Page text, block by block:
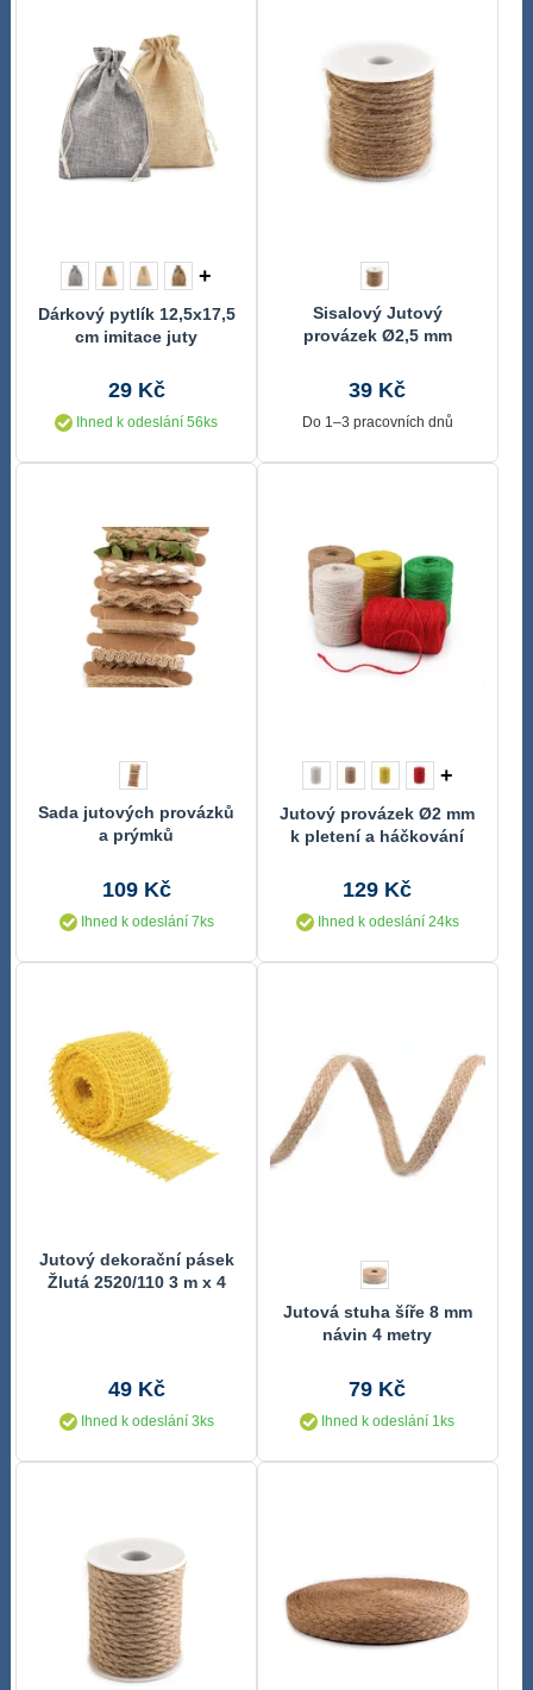
+
Dárkový pytlík 12,5x17,5
cm imitace juty
29 Kč
Ihned k odeslání 56ks
Sisalový Jutový
provázek Ø2,5 mm
39 Kč
Do 1–3 pracovních dnů
Sada jutových provázků
a prýmků
109 Kč
Ihned k odeslání 7ks
+
Jutový provázek Ø2 mm
k pletení a háčkování
129 Kč
Ihned k odeslání 24ks
Jutový dekorační pásek
Žlutá 2520/110 3 m x 4
49 Kč
Ihned k odeslání 3ks
Jutová stuha šíře 8 mm
návin 4 metry
79 Kč
Ihned k odeslání 1ks